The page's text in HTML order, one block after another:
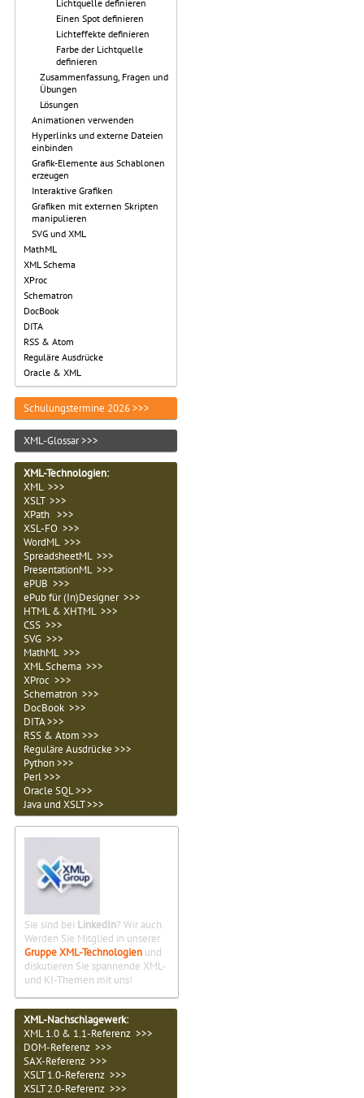
Lichtquelle definieren
Einen Spot definieren
Lichteffekte definieren
Farbe der Lichtquelle
definieren
Zusammenfassung, Fragen und
Übungen
Lösungen
Animationen verwenden
Hyperlinks und externe Dateien
einbinden
Grafik-Elemente aus Schablonen
erzeugen
Interaktive Grafiken
Grafiken mit externen Skripten
manipulieren
SVG und XML
MathML
XML Schema
XProc
Schematron
DocBook
DITA
RSS & Atom
Reguläre Ausdrücke
Oracle & XML
Schulungstermine 2026 >>>
XML-Glossar >>>
XML-Technologien:
XML >>>
XSLT >>>
XPath >>>
XSL-FO >>>
WordML >>>
SpreadsheetML >>>
PresentationML >>>
ePUB >>>
ePub für (In)Designer >>>
HTML & XHTML >>>
CSS >>>
SVG >>>
MathML >>>
XML Schema >>>
XProc >>>
Schematron >>>
DocBook >>>
DITA >>>
RSS & Atom >>>
Reguläre Ausdrücke >>>
Python >>>
Perl >>>
Oracle SQL >>>
Java und XSLT >>>
Sie sind bei LinkedIn? Wir auch.
Werden Sie Mitglied in unserer
Gruppe XML-Technologien und
diskutieren Sie spannende XML-
und KI-Themen mit uns!
XML-Nachschlagewerk:
XML 1.0 & 1.1-Referenz >>>
DOM-Referenz >>>
SAX-Referenz >>>
XSLT 1.0-Referenz >>>
XSLT 2.0-Referenz >>>